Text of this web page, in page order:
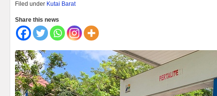
Filed under Kutai Barat
Share this news